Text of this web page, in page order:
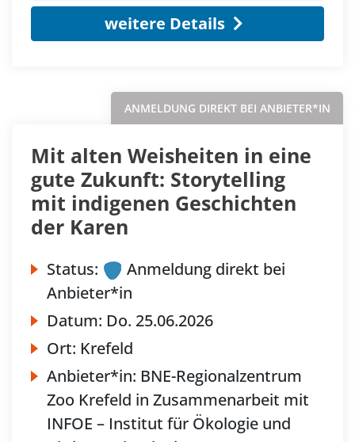
weitere Details
ANMELDUNG DIREKT BEI ANBIETER*IN
Mit alten Weisheiten in eine
gute Zukunft: Storytelling
mit indigenen Geschichten
der Karen
Status:
Anmeldung direkt bei
Anbieter*in
Datum: Do. 25.06.2026
Ort: Krefeld
Anbieter*in: BNE-Regionalzentrum
Zoo Krefeld in Zusammenarbeit mit
INFOE – Institut für Ökologie und